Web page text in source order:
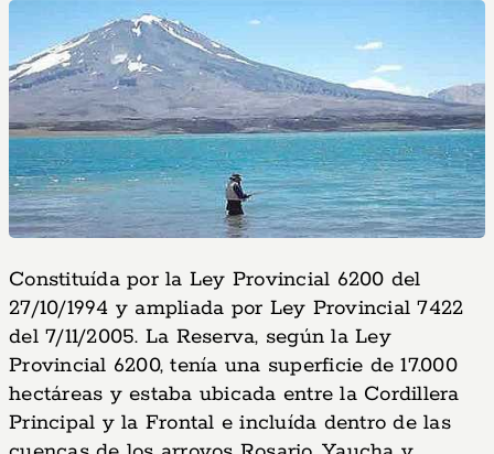
Constituída por la Ley Provincial 6200 del
27/10/1994 y ampliada por Ley Provincial 7422
del 7/11/2005. La Reserva, según la Ley
Provincial 6200, tenía una superficie de 17.000
hectáreas y estaba ubicada entre la Cordillera
Principal y la Frontal e incluída dentro de las